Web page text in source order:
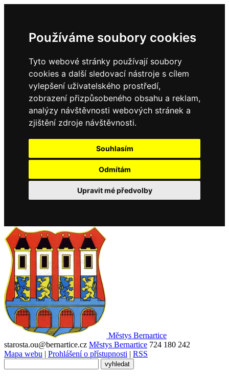
Používáme soubory cookies
Tyto webové stránky používají soubory
cookies a další sledovací nástroje s cílem
vylepšení uživatelského prostředí,
zobrazení přizpůsobeného obsahu a reklam,
analýzy návštěvnosti webových stránek a
zjištění zdroje návštěvnosti.
Souhlasím
Odmítám
Upravit mé předvolby
Městys Bernartice
starosta.ou@bernartice.cz Městys Bernartice 724 180 242
Mapa webu | Prohlášení o přístupnosti | RSS